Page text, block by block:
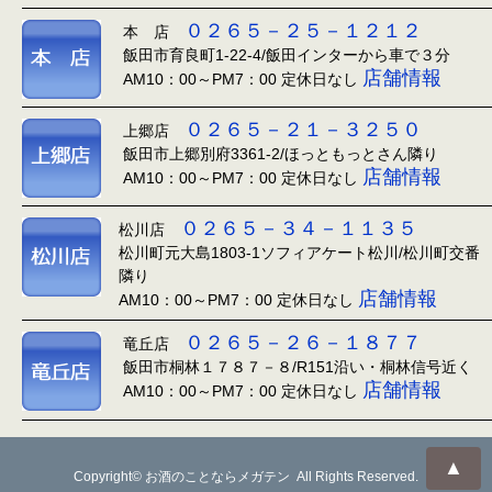
本 店 ０２６５－２５－１２１２
飯田市育良町1-22-4/飯田インターから車で３分
AM10：00～PM7：00 定休日なし 店舗情報
上郷店 ０２６５－２１－３２５０
飯田市上郷別府3361-2/ほっともっとさん隣り
AM10：00～PM7：00 定休日なし 店舗情報
松川店 ０２６５－３４－１１３５
松川町元大島1803-1ソフィアケート松川/松川町交番
隣り
AM10：00～PM7：00 定休日なし 店舗情報
竜丘店 ０２６５－２６－１８７７
飯田市桐林１７８７－８/R151沿い・桐林信号近く
AM10：00～PM7：00 定休日なし 店舗情報
Copyright© お酒のことならメガテン All Rights Reserved. ▲